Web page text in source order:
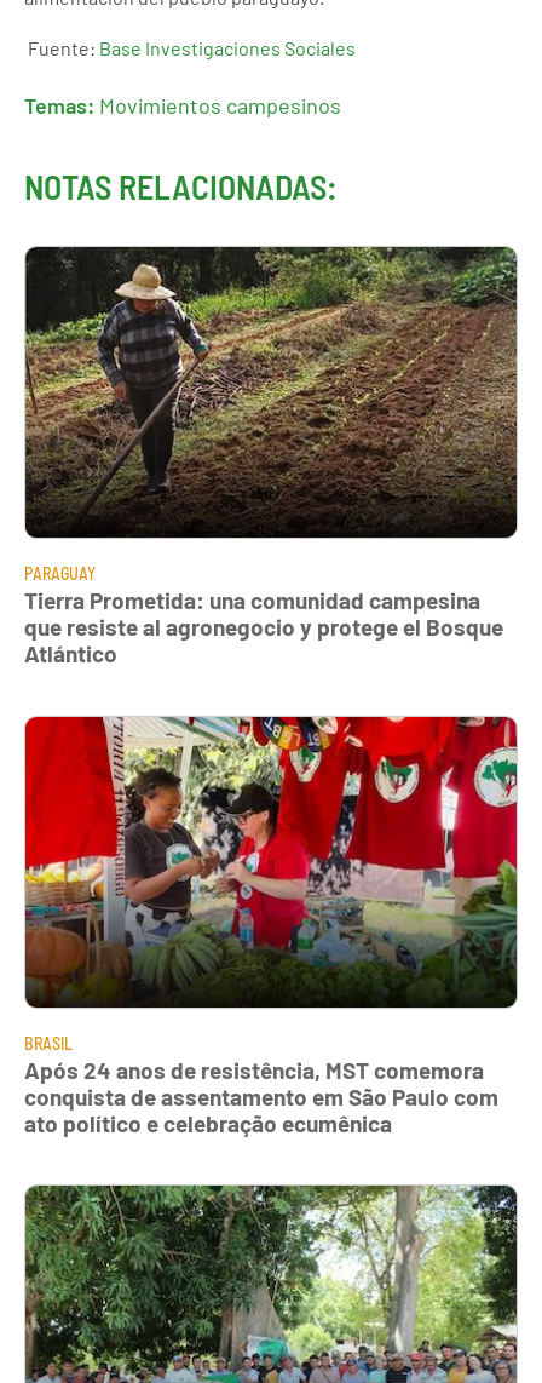
Fuente: Base Investigaciones Sociales
Temas: Movimientos campesinos
NOTAS RELACIONADAS:
PARAGUAY
Tierra Prometida: una comunidad campesina
que resiste al agronegocio y protege el Bosque
Atlántico
BRASIL
Após 24 anos de resistência, MST comemora
conquista de assentamento em São Paulo com
ato político e celebração ecumênica